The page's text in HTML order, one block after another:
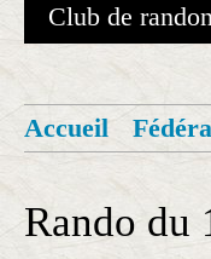
Club de
Accueil
Rando du